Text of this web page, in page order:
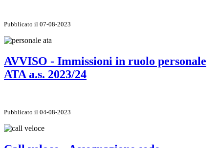
Pubblicato il 07-08-2023
AVVISO - Immissioni in ruolo personale
ATA a.s. 2023/24
Pubblicato il 04-08-2023